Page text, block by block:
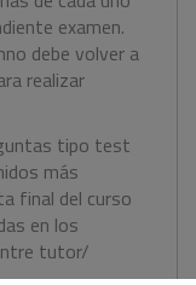
examen.
debe volver a
realizar
tipo test
más
final del curso
en los
tutor/